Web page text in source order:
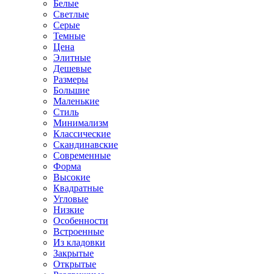
Белые
Светлые
Серые
Темные
Цена
Элитные
Дешевые
Размеры
Большие
Маленькие
Стиль
Минимализм
Классические
Скандинавские
Современные
Форма
Высокие
Квадратные
Угловые
Низкие
Особенности
Встроенные
Из кладовки
Закрытые
Открытые